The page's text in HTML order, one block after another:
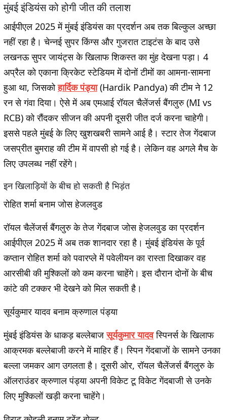
मुंबई इंडियंस को होगी जीत की तलाश
आईपीएल 2025 में मुंबई इंडियंस का प्रदर्शन अब तक बिल्कुल अच्छा
नहीं रहा है। चेन्नई सुपर किंग्स और गुजरात टाइटंस के बाद उसे
लखनऊ सुपर जायंट्स के खिलाफ शिकस्त का मुंह देखना पड़ा। 4
अप्रैल को एकाना क्रिकेट स्टेडियम में दोनों टीमों का आमना-सामना
हुआ था, जिसकोहार्दिक पंड्या(Hardik Pandya) की टीम ने 12
रन से गंवा दिया। ऐसे में अब एमआई रॉयल चैलेंजर्स बैंगलुरु (MI vs
RCB) को रौंदकर सीजन की अपनी दूसरी जीत दर्ज करना चाहेगी।
इससे पहले मुंबई के लिए खुशखबरी सामने आई है। स्टार तेज गेंदबाज
जसप्रीत बुमराह की टीम में वापसी हो गई है। लेकिन वह अगले मैच के
लिए उपलब्ध नहीं रहेंगे।
इन खिलाड़ियों के बीच हो सकती है भिड़ंत
रोहित शर्मा बनाम जोस हेजलवुड
रॉयल चैलेंजर्स बैंगलुरु के तेज गेंदबाज जोस हेजलवुड का प्रदर्शन
आईपीएल 2025 में अब तक शानदार रहा है। मुंबई इंडियंस के पूर्व
कप्तान रोहित शर्मा को पवारप्ले में पवेलीयन का रास्ता दिखाकर वह
आरसीबी की मुश्किलों को कम करना चाहेंगे। इस दौरान दोनों के बीच
कांटे की टक्कर भी देखने को मिल सकती है।
सूर्यकुमार यादव बनाम क्रुणाल पंड्या
मुंबई इंडियंस के धाकड़ बल्लेबाजसूर्यकुमार यादवस्पिनर्स के खिलाफ
आक्रमक बल्लेबाजी करने में माहिर हैं। स्पिन गेंदबाजों के सामने उनका
बल्ला जमकर आग उगलता है। दूसरी ओर, रॉयल चैलेंजर्स बैंगलुरु के
ऑलराउंडर क्रुणाल पंड्या अपनी विकेट टू विकेट गेंदबाजी से उनके
लिए मुश्किलों खड़ी करना चाहेंगे।